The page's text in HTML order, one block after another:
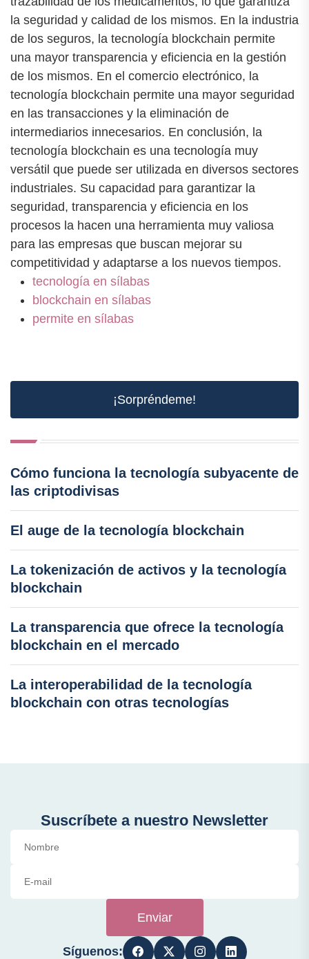
la seguridad y calidad de los mismos. En la industria
de los seguros, la tecnología blockchain permite
una mayor transparencia y eficiencia en la gestión
de los mismos. En el comercio electrónico, la
tecnología blockchain permite una mayor seguridad
en las transacciones y la eliminación de
intermediarios innecesarios. En conclusión, la
tecnología blockchain es una tecnología muy
versátil que puede ser utilizada en diversos sectores
industriales. Su capacidad para garantizar la
seguridad, transparencia y eficiencia en los
procesos la hacen una herramienta muy valiosa
para las empresas que buscan mejorar su
competitividad y adaptarse a los nuevos tiempos.
tecnología en sílabas
blockchain en sílabas
permite en sílabas
¡Sorpréndeme!
Cómo funciona la tecnología subyacente de
las criptodivisas
El auge de la tecnología blockchain
La tokenización de activos y la tecnología
blockchain
La transparencia que ofrece la tecnología
blockchain en el mercado
La interoperabilidad de la tecnología
blockchain con otras tecnologías
Suscríbete a nuestro Newsletter
Enviar
Síguenos: